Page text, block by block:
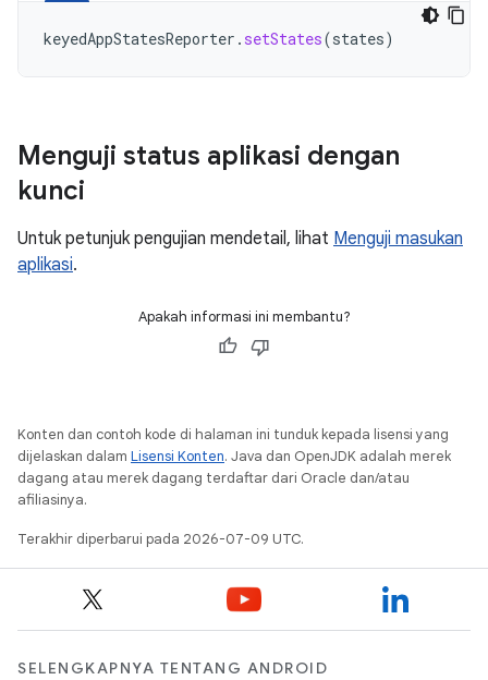
keyedAppStatesReporter . setStates(states)
Menguji status aplikasi dengan
kunci
Untuk petunjuk pengujian mendetail, lihat Menguji masukan
aplikasi.
Apakah informasi ini membantu?
Konten dan contoh kode di halaman ini tunduk kepada lisensi yang
dijelaskan dalam Lisensi Konten. Java dan OpenJDK adalah merek
dagang atau merek dagang terdaftar dari Oracle dan/atau
afiliasinya.
Terakhir diperbarui pada 2026-07-09 UTC.
SELENGKAPNYA TENTANG ANDROID